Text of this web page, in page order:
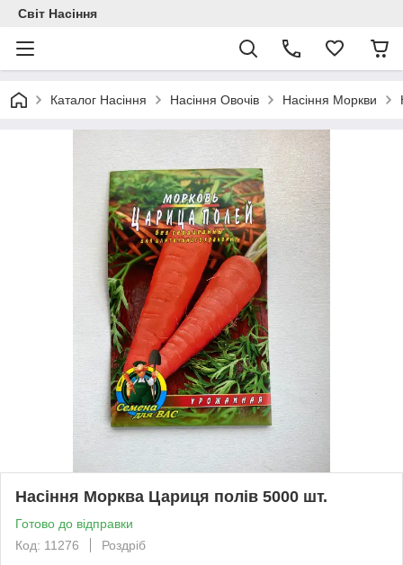
Світ Насіння
Каталог Насіння Насіння Овочів Насіння Моркви
Насіння Морква Цариця полів 5000 шт.
Готово до відправки
Код: 11276
Роздріб